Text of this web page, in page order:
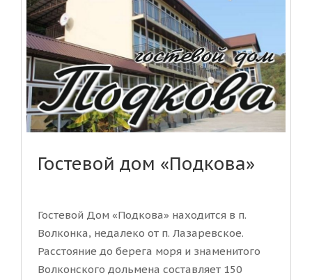
Гостевой дом «Подкова»
Гостевой Дом «Подкова» находится в п.
Волконка, недалеко от п. Лазаревское.
Расстояние до берега моря и знаменитого
Волконского дольмена составляет 150